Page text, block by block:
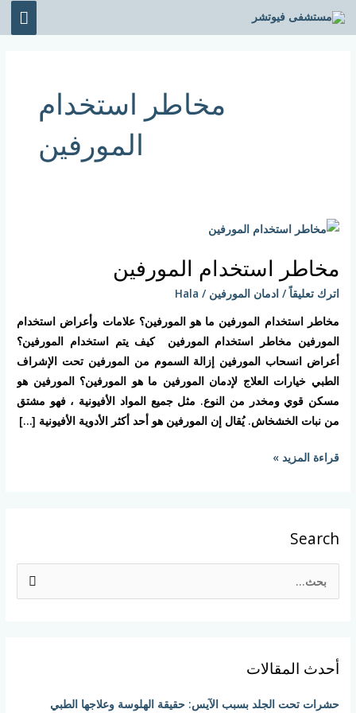
تخطي
إلى
مخاطر استخدام
المورفين
مخاطر استخدام المورفين
اترك تعليقاً /ادمان المورفين /
Hala
مخاطر استخدام المورفين ما هو المورفين؟ علامات وأعراض استخدام
المورفين مخاطر استخدام المورفين كيف يتم استخدام المورفين؟
أعراض انسحاب المورفين إزالة السموم من المورفين تحت الإشراف
الطبي خيارات العلاج لإدمان المورفين ما هو المورفين؟ المورفين هو
مسكن قوي ومخدر من النوع. مثل جميع المواد الأفيونية ، فهو مشتق
من نبات الخشخاش. يُقال إن المورفين هو أحد أكثر الأدوية الأفيونية […]
مخاطر
المورفين
قراءة المزيد »
Search
ث
أحدث المقالات
حشرات تحت الجلد بسبب الآيس: حقيقة الهلوسة وعلاجها الطبي